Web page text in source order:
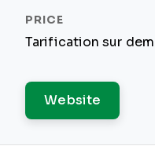
Tarification sur
Website